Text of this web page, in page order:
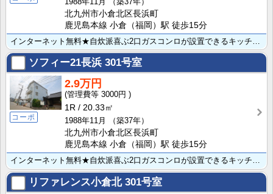
北九州市小倉北区長浜町
鹿児島本線 小倉（福岡）駅 徒歩15分
インターネット無料★自炊派喜ぶ2口ガスコンロが設置できるキッチンです♪ちょっと頑張れば小倉駅まで徒歩･･･
ソフィー21長浜 301号室
コーポ
2.9万円
3000円
1R
20.33㎡
1988年11月
（築37年）
北九州市小倉北区長浜町
鹿児島本線 小倉（福岡）駅 徒歩15分
インターネット無料★自炊派喜ぶ2口ガスコンロが設置できるキッチンです♪ちょっと頑張れば小倉駅まで徒歩･･･
リファレンス小倉北301号室